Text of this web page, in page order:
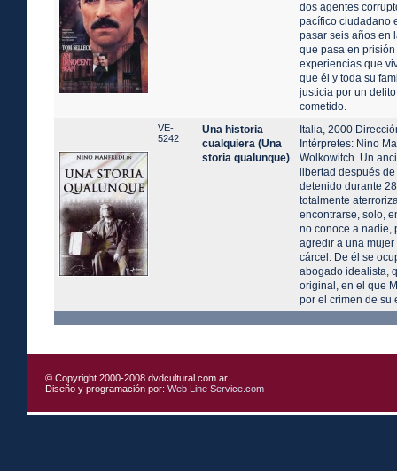
dos agentes
pacífico ciudadano
pasar seis años en
que pasa en
experiencias que
que él y toda su
justicia por un
cometido.
VE-
5242
Una historia
cualquiera (Una
storia qualunque)
Italia, 2000
Intérpretes: Nino
Wolkowitch. Un
libertad después
detenido durante
totalmente
encontrarse, solo,
no conoce a nadie,
agredir a una
cárcel. De él se
abogado idealista,
original, en el que
por el crimen de su
© Copyright 2000-2008 dvdcultural.com.ar.
Diseño y programación por:Web Line Service.com